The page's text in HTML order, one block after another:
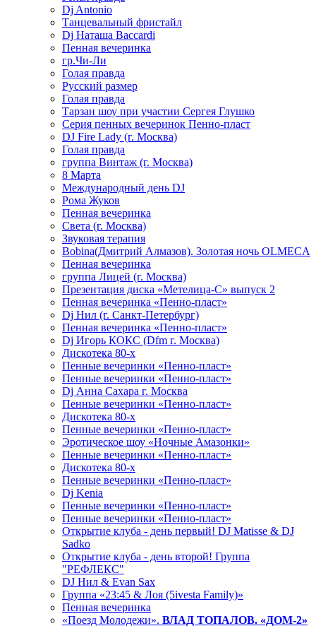
Dj Antonio
Танцевальный фристайл
Dj Наташа Baccardi
Пенная вечеринка
гр.Чи-Ли
Голая правда
Русский размер
Голая правда
Тарзан шоу при участии Сергея Глушко
Серия пенных вечеринок Пенно-пласт
DJ Fire Lady (г. Москва)
Голая правда
группа Винтаж (г. Москва)
8 Марта
Международный день DJ
Рома Жуков
Пенная вечеринка
Света (г. Москва)
Звуковая терапия
Bobina(Дмитрий Алмазов). Золотая ночь OLMECA
Пенная вечеринка
группа Лицей (г. Москва)
Презентация диска «Метелица-С» выпуск 2
Пенная вечеринка «Пенно-пласт»
Dj Нил (г. Санкт-Петербург)
Пенная вечеринка «Пенно-пласт»
Dj Игорь КОКС (Dfm г. Москва)
Дискотека 80-х
Пенные вечеринки «Пенно-пласт»
Пенные вечеринки «Пенно-пласт»
Dj Анна Сахара г. Москва
Пенные вечеринки «Пенно-пласт»
Дискотека 80-х
Пенные вечеринки «Пенно-пласт»
Эротическое шоу «Ночные Амазонки»
Пенные вечеринки «Пенно-пласт»
Дискотека 80-х
Пенные вечеринки «Пенно-пласт»
Dj Kenia
Пенные вечеринки «Пенно-пласт»
Пенные вечеринки «Пенно-пласт»
Открытие клуба - день первый! DJ Matisse & DJ
Sadko
Открытие клуба - день второй! Группа
"РЕФЛЕКС"
DJ Нил & Evan Sax
Группа «23:45 & Лоя (5ivesta Family)»
Пенная вечеринка
«Поезд Молодежи». ВЛАД ТОПАЛОВ. «ДОМ-2»